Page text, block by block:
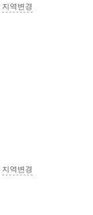
지역변경
지역변경